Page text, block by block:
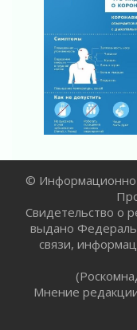
Пропавшего
районе
02 августа 2026
Жителям
действовать
02 августа 2026
02 августа 2026
Готовность №1
02 августа 2026
Километровые
отправили на
02 августа 2026
Ленобласть
©
Свидетельство о
выдано
связи,
Мнение